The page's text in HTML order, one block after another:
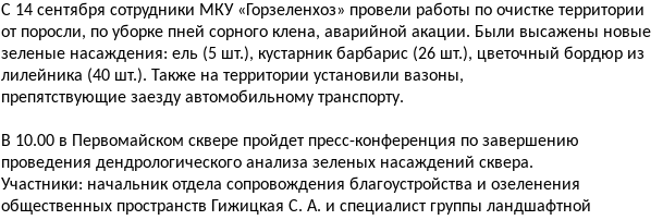
С 14 сентября сотрудники МКУ «Горзеленхоз» провели работы по очистке территории
от поросли, по уборке пней сорного клена, аварийной акации. Были высажены новые
зеленые насаждения: ель (5 шт.), кустарник барбарис (26 шт.), цветочный бордюр из
лилейника (40 шт.). Также на территории установили вазоны,
препятствующие заезду автомобильному транспорту.
В 10.00 в Первомайском сквере пройдет пресс-конференция по завершению
проведения дендрологического анализа зеленых насаждений сквера.
Участники: начальник отдела сопровождения благоустройства и озеленения
общественных пространств Гижицкая С. А. и специалист группы ландшафтной